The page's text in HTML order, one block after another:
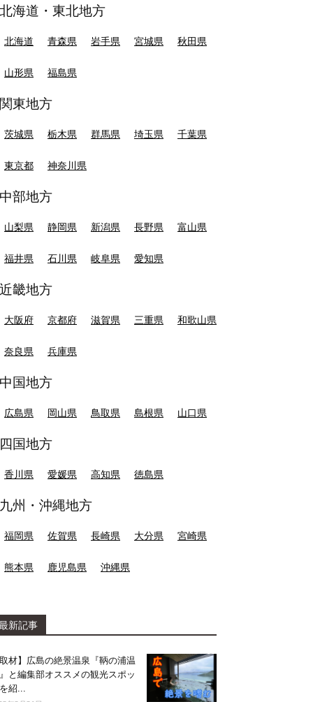
北海道・東北地方
北海道 青森県 岩手県 宮城県 秋田県
山形県 福島県
関東地方
茨城県 栃木県 群馬県 埼玉県 千葉県
東京都 神奈川県
中部地方
山梨県 静岡県 新潟県 長野県 富山県
福井県 石川県 岐阜県 愛知県
近畿地方
大阪府 京都府 滋賀県 三重県 和歌山県
奈良県 兵庫県
中国地方
広島県 岡山県 鳥取県 島根県 山口県
四国地方
香川県 愛媛県 高知県 徳島県
九州・沖縄地方
福岡県 佐賀県 長崎県 大分県 宮崎県
熊本県 鹿児島県 沖縄県
新記事
取材】広島の絶景温泉『鞆の浦温
と編集部オススメの観光スポッ
紹...